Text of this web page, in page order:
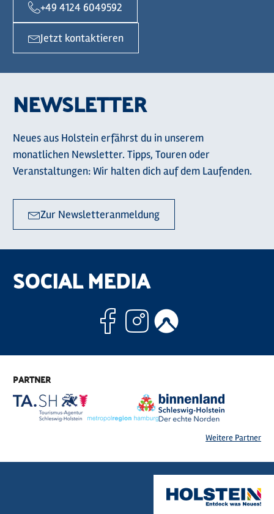
+49 4124 6049592
Jetzt kontaktieren
NEWSLETTER
Neues aus Holstein erfährst du in unserem
monatlichen Newsletter. Tipps, Touren oder
Veranstaltungen: Wir halten dich auf dem Laufenden.
Zur Newsletteranmeldung
SOCIAL MEDIA
Facebook
Instagram
PARTNER
Weitere Partner